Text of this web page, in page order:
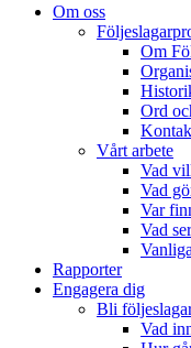
Om oss
Om
Ord
Vårt arbete
Vad
Vad
Var
Vad
Rapporter
Engagera dig
Bli
Vad